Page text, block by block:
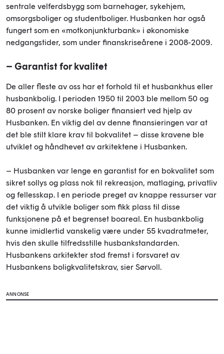
sentrale velferdsbygg som barnehager, sykehjem,
omsorgsboliger og studentboliger. Husbanken har også
fungert som en «motkonjunkturbank» i økonomiske
nedgangstider, som under finanskriseårene i 2008-2009.
– Garantist for kvalitet
De aller fleste av oss har et forhold til et husbankhus eller
husbankbolig. I perioden 1950 til 2003 ble mellom 50 og
80 prosent av norske boliger finansiert ved hjelp av
Husbanken. En viktig del av denne finansieringen var at
det ble stilt klare krav til bokvalitet – disse kravene ble
utviklet og håndhevet av arkitektene i Husbanken.
– Husbanken var lenge en garantist for en bokvalitet som
sikret sollys og plass nok til rekreasjon, matlaging, privatliv
og fellesskap. I en periode preget av knappe ressurser var
det viktig å utvikle boliger som fikk plass til disse
funksjonene på et begrenset boareal. En husbankbolig
kunne imidlertid vanskelig være under 55 kvadratmeter,
hvis den skulle tilfredsstille husbankstandarden.
Husbankens arkitekter stod fremst i forsvaret av
Husbankens boligkvalitetskrav, sier Sørvoll.
ANNONSE